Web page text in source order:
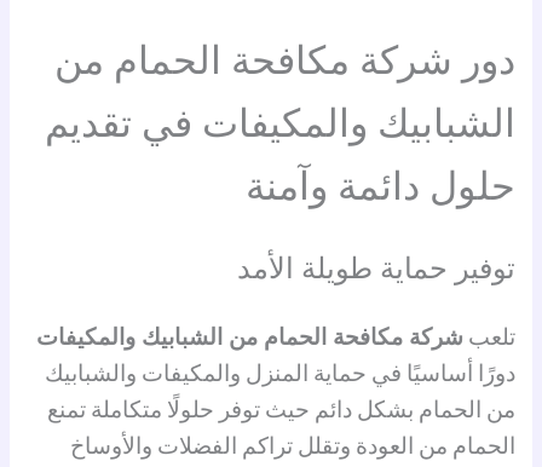
دور شركة مكافحة الحمام من
الشبابيك والمكيفات في تقديم
حلول دائمة وآمنة
توفير حماية طويلة الأمد
تلعب شركة مكافحة الحمام من الشبابيك والمكيفات
دورًا أساسيًا في حماية المنزل والمكيفات والشبابيك
من الحمام بشكل دائم حيث توفر حلولًا متكاملة تمنع
الحمام من العودة وتقلل تراكم الفضلات والأوساخ